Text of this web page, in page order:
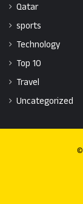
Qatar
sports
Technology
Top 10
Travel
Uncategorized
©